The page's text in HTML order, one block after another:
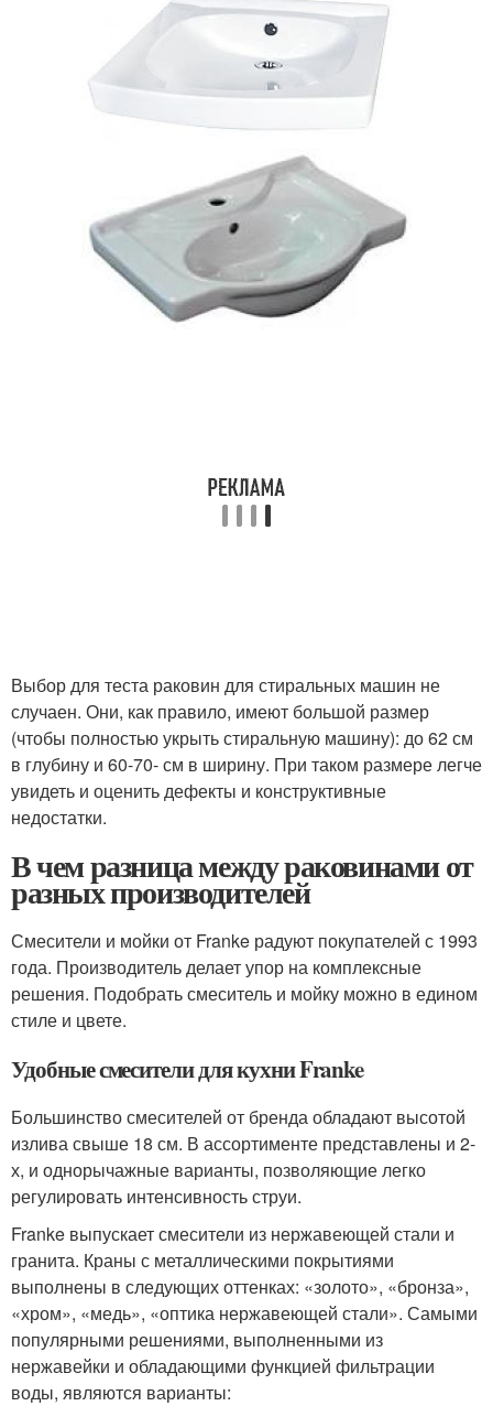
Выбор для теста раковин для стиральных машин не
случаен. Они, как правило, имеют большой размер
(чтобы полностью укрыть стиральную машину): до 62 см
в глубину и 60-70- см в ширину. При таком размере легче
увидеть и оценить дефекты и конструктивные
недостатки.
В чем разница между раковинами от
разных производителей
Смесители и мойки от Franke радуют покупателей с 1993
года. Производитель делает упор на комплексные
решения. Подобрать смеситель и мойку можно в едином
стиле и цвете.
Удобные смесители для кухни Franke
Большинство смесителей от бренда обладают высотой
излива свыше 18 см. В ассортименте представлены и 2-
х, и однорычажные варианты, позволяющие легко
регулировать интенсивность струи.
Franke выпускает смесители из нержавеющей стали и
гранита. Краны с металлическими покрытиями
выполнены в следующих оттенках: «золото», «бронза»,
«хром», «медь», «оптика нержавеющей стали». Самыми
популярными решениями, выполненными из
нержавейки и обладающими функцией фильтрации
воды, являются варианты: